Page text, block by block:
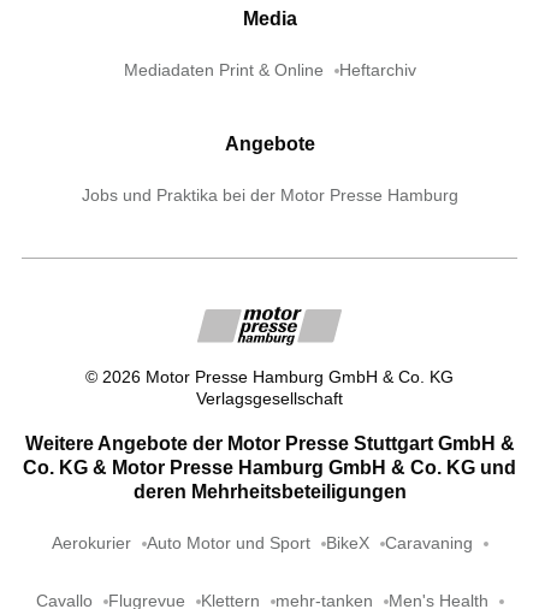
Media
Mediadaten Print & Online Heftarchiv
Angebote
Jobs und Praktika bei der Motor Presse Hamburg
© 2026 Motor Presse Hamburg GmbH & Co. KG
Verlagsgesellschaft
Weitere Angebote der Motor Presse Stuttgart GmbH &
Co. KG & Motor Presse Hamburg GmbH & Co. KG und
deren Mehrheitsbeteiligungen
Aerokurier Auto Motor und Sport BikeX Caravaning
Cavallo Flugrevue Klettern mehr-tanken Men's Health